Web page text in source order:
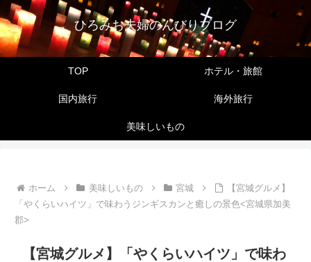
ひろみお夫婦のんびりブログ
TOP ホテル・旅館
国内旅行 海外旅行
美味しいもの
ホーム 美味しいもの 宮城
【宮城グルメ】
「やくらいハイツ」で味わうジンギスカンと癒しの景色<宮城県加美
郡>
【宮城グルメ】「やくらいハイツ」で味わ